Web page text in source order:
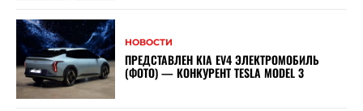
НОВОСТИ
ПРЕДСТАВЛЕН KIA EV4 ЭЛЕКТРОМОБИЛЬ
(ФОТО) — КОНКУРЕНТ TESLA MODEL 3